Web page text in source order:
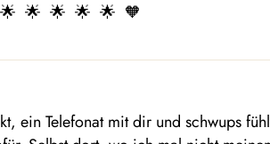
🌟  🌟  🌟  🌟  🧡
ein Telefonat mit dir und schwups